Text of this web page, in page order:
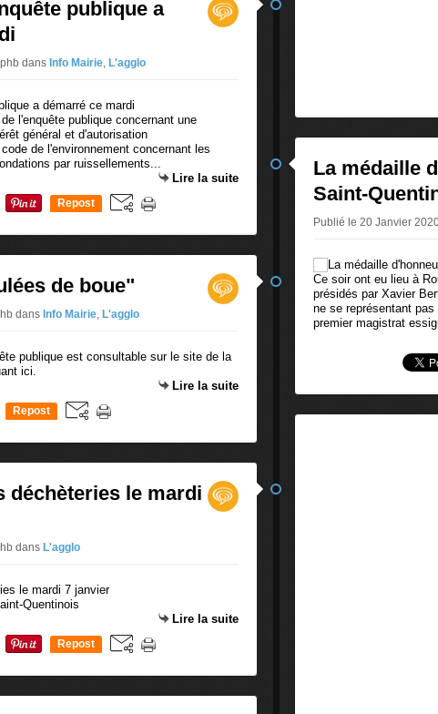
publique a
dans Info Mairie, L'agglo
l'enquête publique concernant une
général et d'autorisation
de l'environnement concernant les
par ruissellements...
Lire la suite
Repost
de boue"
dans Info Mairie, L'agglo
publique est consultable sur le site de la
ici.
Lire la suite
Repost
déchèteries le mardi
dans L'agglo
Quentinois
Lire la suite
Repost
La médaille
Saint-
Publié le 20 Janvier
Ce soir ont eu lieu à
présidés par Xavier
ne se représentant
premier magistrat